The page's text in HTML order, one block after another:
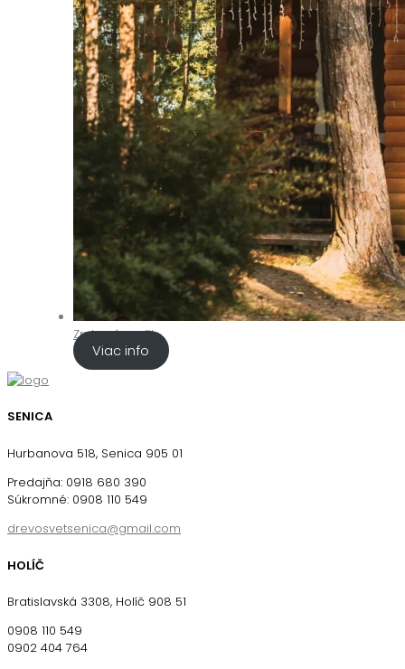
Zrubový profil
Viac info
SENICA
Hurbanova 518, Senica 905 01
Predajňa: 0918 680 390
Súkromné: 0908 110 549
drevosvetsenica@gmail.com
HOLÍČ
Bratislavská 3308, Holíč 908 51
0908 110 549
0902 404 764